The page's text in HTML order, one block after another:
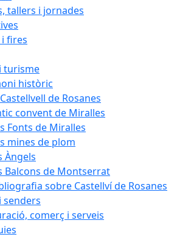
tallers i jornades
i fires
turisme
històric
de Rosanes
convent de Miralles
Fonts de Miralles
mines de plom
Àngels
Balcons de Montserrat
sobre Castellví de Rosanes
senders
comerç i serveis